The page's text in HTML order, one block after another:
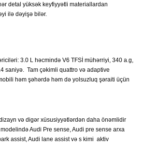
detal yüksək keyfiyyətli materiallardan
ilə dəyişə bilər.
3.0 L həcmində V6 TFSİ mühərriyi, 340 a.g,
saniyə. Tam çəkimli quattro və adaptive
həm şəhərdə həm də yolsuzluq şəraiti üçün
və digər xüsusiyyətlərdən daha önəmlidir
Audi Pre sense, Audi pre sense arxa
assist, Audi lane assist və s kimi aktiv